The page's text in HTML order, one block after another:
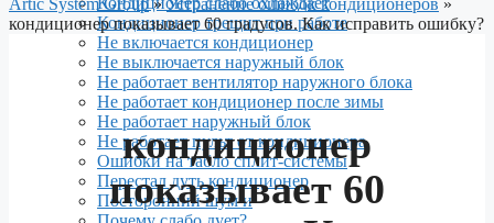
Кондиционер трещит при работе
Не включается кондиционер
Не выключается наружный блок
Не работает вентилятор наружного блока
Не работает кондиционер после зимы
Не работает наружный блок
Не работает пульт от кондиционера
Ошибки на табло сплит-системы
Перестал дуть кондиционер
Посторонний шум и
Artic System Group»Устранение ошибок кондиционеров »
кондиционер показывает 60 градусов. Как исправить ошибку?
кондиционер
показывает 60